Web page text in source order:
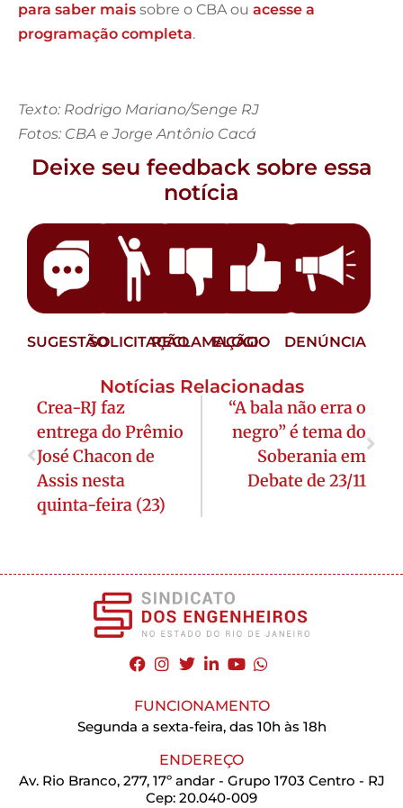
para saber mais sobre o CBA ou acesse a
programação completa.
Texto: Rodrigo Mariano/Senge RJ
Fotos: CBA e Jorge Antônio Cacá
Deixe seu feedback sobre essa
notícia
SUGESTÃOSOLICITAÇÃORECLAMAÇÃO
ELOGIO DENÚNCIA
Notícias Relacionadas
Crea-RJ faz
entrega do Prêmio
José Chacon de
Assis nesta
quinta-feira (23)
“A bala não erra o
negro” é tema do
Soberania em
Debate de 23/11
FUNCIONAMENTO
Segunda a sexta-feira, das 10h às 18h
ENDEREÇO
Av. Rio Branco, 277, 17º andar - Grupo 1703 Centro - RJ
Cep: 20.040-009